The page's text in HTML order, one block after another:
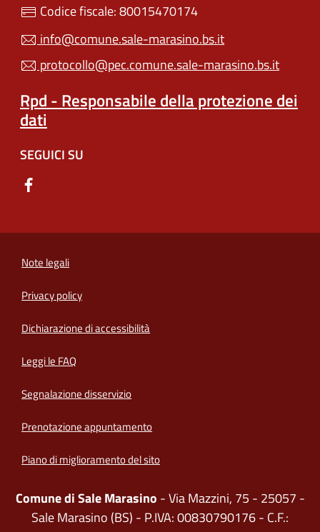
Codice fiscale: 80015470174
info@comune.sale-marasino.bs.it
protocollo@pec.comune.sale-marasino.bs.it
Rpd - Responsabile della protezione dei
dati
SEGUICI SU
Note legali
Privacy policy
Dichiarazione di accessibilità
Leggi le FAQ
Segnalazione disservizio
Prenotazione appuntamento
Piano di miglioramento del sito
Comune di Sale Marasino - Via Mazzini, 75 - 25057 -
Sale Marasino (BS) - P.IVA: 00830790176 - C.F.: